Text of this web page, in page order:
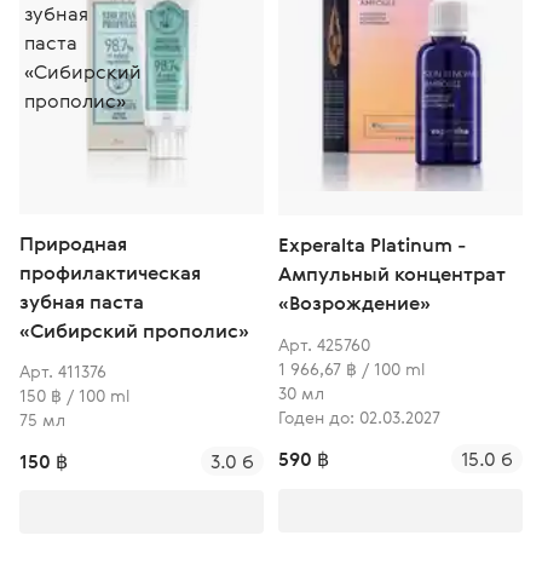
Природная
профилактическая
зубная паста
«Сибирский прополис»
Арт. 411376
150 ฿ / 100 ml
75 мл
150 ฿ 3.0 б
Experalta Platinum -
Ампульный концентрат
«Возрождение»
Арт. 425760
1 966,67 ฿ / 100 ml
30 мл
Годен до: 02.03.2027
590 ฿ 15.0 б